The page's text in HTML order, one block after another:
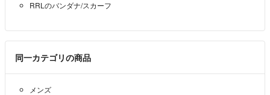
RRLのバンダナ/スカーフ
同一カテゴリの商品
メンズ